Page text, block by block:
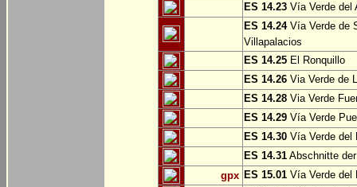
ES 14.23 Vía Verde del
ES 14.24Vía Verde de
Villapalacios
ES 14.25 El Ronquillo
ES 14.26 Via Verde de
ES 14.28 Via Verde
ES 14.29 Vía Verde
ES 14.30 Vía Verde del
ES 14.31 Abschnitte
gpx ES 15.01 Vía Verde del